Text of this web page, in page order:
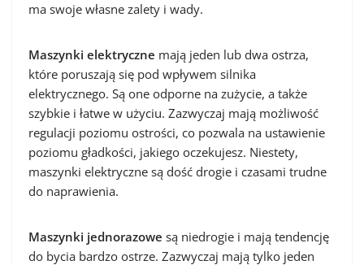
ma swoje własne zalety i wady.
Maszynki elektryczne mają jeden lub dwa ostrza,
które poruszają się pod wpływem silnika
elektrycznego. Są one odporne na zużycie, a także
szybkie i łatwe w użyciu. Zazwyczaj mają możliwość
regulacji poziomu ostrości, co pozwala na ustawienie
poziomu gładkości, jakiego oczekujesz. Niestety,
maszynki elektryczne są dość drogie i czasami trudne
do naprawienia.
Maszynki jednorazowe są niedrogie i mają tendencję
do bycia bardzo ostrze. Zazwyczaj mają tylko jeden